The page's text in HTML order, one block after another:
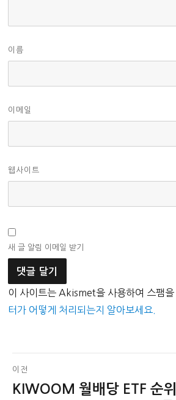
이름
이메일
웹사이트
새 글 알림 이메일 받기
이 사이트는 Akismet을 사용하여 스팸을
터가 어떻게 처리되는지 알아보세요.
글
탐
이전
이
KIWOOM 월배당 ETF 순